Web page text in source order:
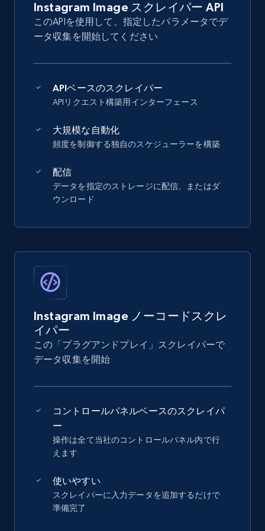
Instagram Image スクレイパー API
このAPIを使用して、指定したパラメータでデ
ータ収集を開始してください
APIベースのスクレイパー
APIリクエスト構築用インターフェース
大規模な自動化
頻度を制御する独自のスケジューラーを構築
配信
データを指定のストレージに配信、またはダ
ウンロード
Instagram Image ノーコードスクレ
イパー
この「プラグアンドプレイ」スクレイパーで
データ収集を開始
コントロールパネルベースのスクレイパ
ー
操作は全て当社のコントロールパネル内で行
えます
使いやすい
スクレイパーに入力データを追加するだけで
準備完了